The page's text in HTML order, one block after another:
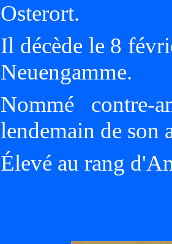
Osterort.
Il décède le 8
Neuengamme.
Nommé contre-
lendemain de son
Élevé au rang